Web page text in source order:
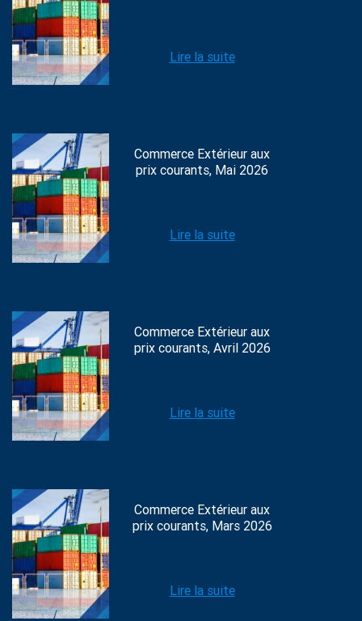
Lire la suite
Commerce Extérieur aux
prix courants, Mai 2026
Lire la suite
Commerce Extérieur aux
prix courants, Avril 2026
Lire la suite
Commerce Extérieur aux
prix courants, Mars 2026
Lire la suite